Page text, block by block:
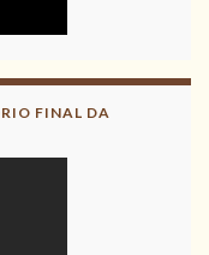
FINAL DA